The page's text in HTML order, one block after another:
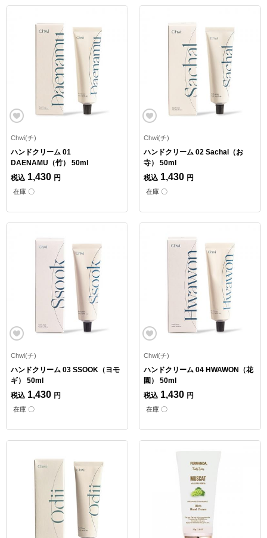
Chwi(チ)
ハンドクリーム 01
DAENAMU（竹） 50ml
税込 1,430 円
在庫 〇
Chwi(チ)
ハンドクリーム 02 Sachal（お
寺） 50ml
税込 1,430 円
在庫 〇
Chwi(チ)
ハンドクリーム 03 SSOOK（ヨモ
ギ） 50ml
税込 1,430 円
在庫 〇
Chwi(チ)
ハンドクリーム 04 HWAWON（花
園） 50ml
税込 1,430 円
在庫 〇